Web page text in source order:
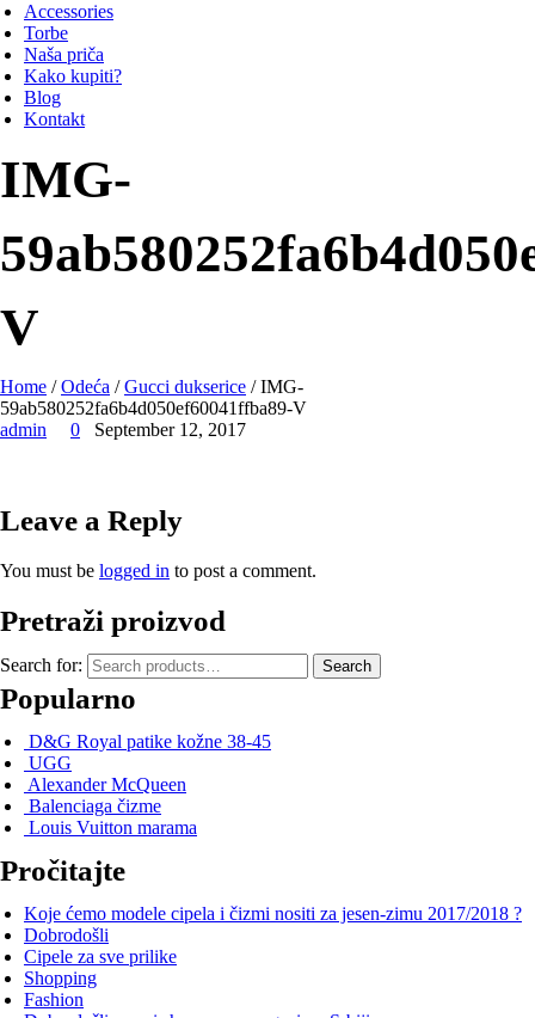
Accessories
Torbe
Naša priča
Kako kupiti?
Blog
Kontakt
IMG-
V
Home /Odeća /Gucci dukserice / IMG-
59ab580252fa6b4d050ef60041ffba89-V
admin
0 September 12, 2017
Leave a Reply
You must be logged in to post a comment.
Pretraži proizvod
Search for: Search
Popularno
D&G Royal patike kožne 38-45
UGG
Alexander McQueen
Balenciaga čizme
Louis Vuitton marama
Pročitajte
Koje ćemo modele cipela i čizmi nositi za jesen-zimu 2017/2018 ?
Dobrodošli
Cipele za sve prilike
Shopping
Fashion